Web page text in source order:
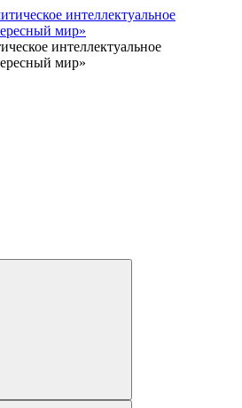
интеллектуальное
мир»